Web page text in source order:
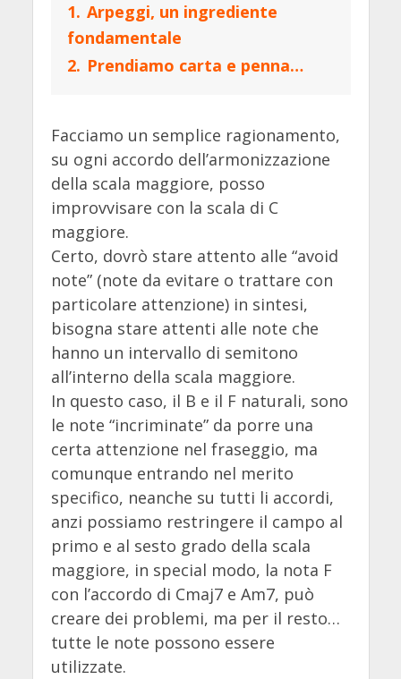
1. Arpeggi, un ingrediente
fondamentale
2. Prendiamo carta e penna…
Facciamo un semplice ragionamento,
su ogni accordo dell’armonizzazione
della scala maggiore, posso
improvvisare con la scala di C
maggiore.
Certo, dovrò stare attento alle “avoid
note” (note da evitare o trattare con
particolare attenzione) in sintesi,
bisogna stare attenti alle note che
hanno un intervallo di semitono
all’interno della scala maggiore.
In questo caso, il B e il F naturali, sono
le note “incriminate” da porre una
certa attenzione nel fraseggio, ma
comunque entrando nel merito
specifico, neanche su tutti li accordi,
anzi possiamo restringere il campo al
primo e al sesto grado della scala
maggiore, in special modo, la nota F
con l’accordo di Cmaj7 e Am7, può
creare dei problemi, ma per il resto…
tutte le note possono essere
utilizzate.